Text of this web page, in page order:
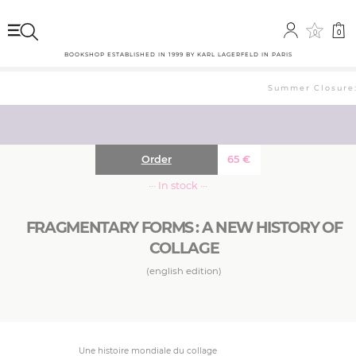
0 0
BOOKSHOP ESTABLISHED IN 1999 BY KARL LAGERFELD IN PARIS
Summer
FRAGMENTARY FORMS : A NEW HISTORY OF
COLLAGE
(english edition)
65€
Order
··· In stock ···
Une histoire mondiale du collage